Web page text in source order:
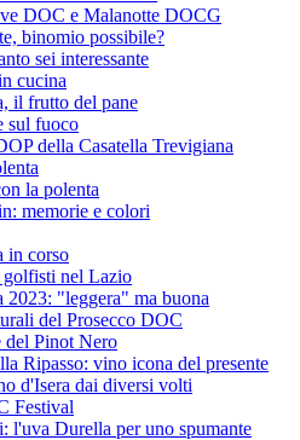
DOC e Malanotte DOCG
binomio possibile?
sei interessante
cucina
il frutto del pane
sul fuoco
della Casatella Trevigiana
la polenta
memorie e colori
in corso
nel Lazio
2023: "leggera" ma buona
del Prosecco DOC
del Pinot Nero
Ripasso: vino icona del presente
d'Isera dai diversi volti
Festival
l'uva Durella per uno spumante